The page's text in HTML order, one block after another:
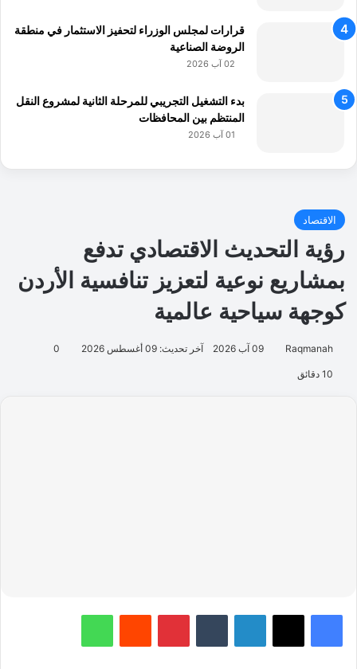
قرارات لمجلس الوزراء لتحفيز الاستثمار في منطقة
الروضة الصناعية
02 آب 2026
بدء التشغيل التجريبي للمرحلة الثانية لمشروع النقل
المنتظم بين المحافظات
01 آب 2026